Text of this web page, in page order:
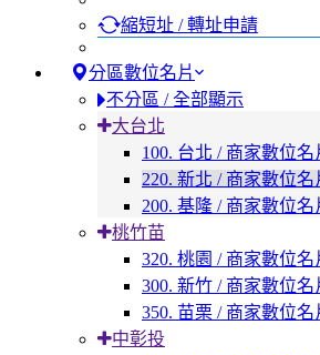
縮短址 / 轉址申請
分區數位名片
不分區 / 全部顯示
大台北
100. 台北 / 商家數位名
220. 新北 / 商家數位名
200. 基隆 / 商家數位名
桃竹苗
320. 桃園 / 商家數位名
300. 新竹 / 商家數位名
350. 苗栗 / 商家數位名
中彰投